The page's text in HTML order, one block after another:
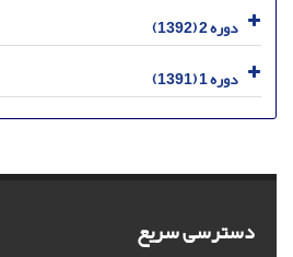
دوره 2 (1392)
دوره 1 (1391)
دسترسی سریع